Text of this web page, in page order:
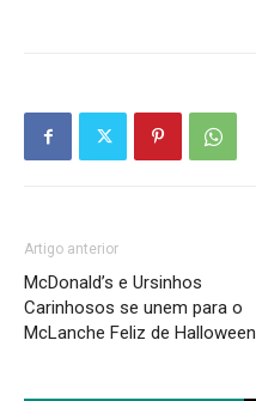
Artigo anterior
McDonald’s e Ursinhos
Carinhosos se unem para o
McLanche Feliz de Halloween